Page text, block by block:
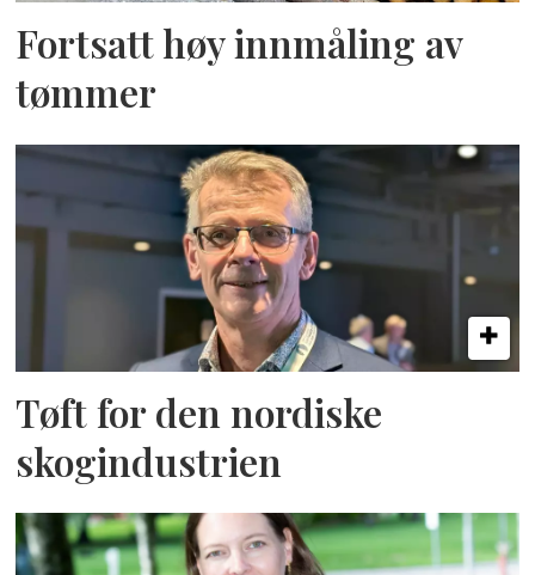
Fortsatt høy innmåling av
tømmer
Tøft for den nordiske
skogindustrien